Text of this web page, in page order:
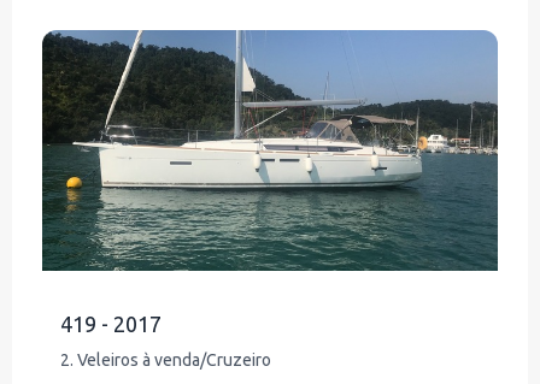
419 - 2017
2. Veleiros à venda/Cruzeiro